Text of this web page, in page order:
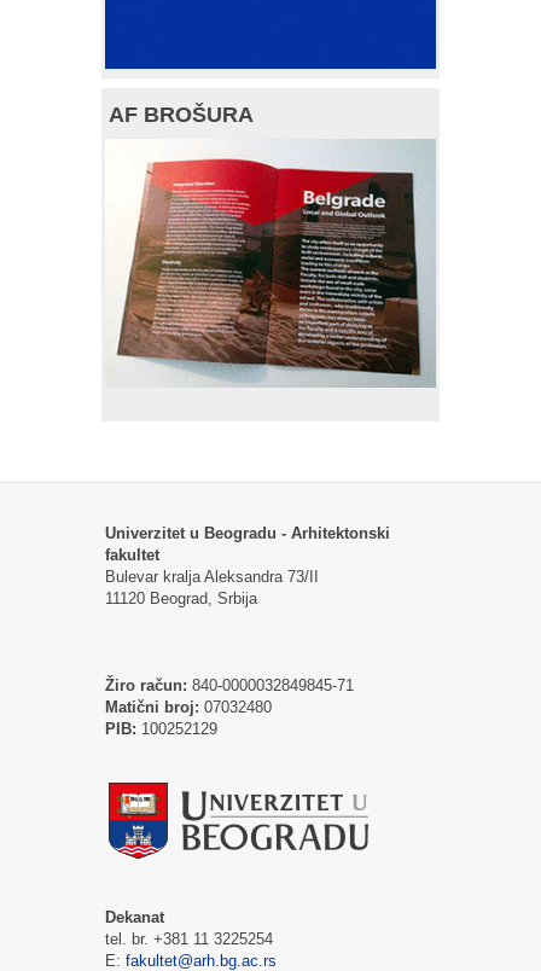
AF BROŠURA
Univerzitet u Beogradu - Arhitektonski
fakultet
Bulevar kralja Aleksandra 73/II
11120 Beograd, Srbija
Žiro račun: 840-0000032849845-71
Matični broj: 07032480
PIB: 100252129
Dekanat
tel. br. +381 11 3225254
E: fakultet@arh.bg.ac.rs